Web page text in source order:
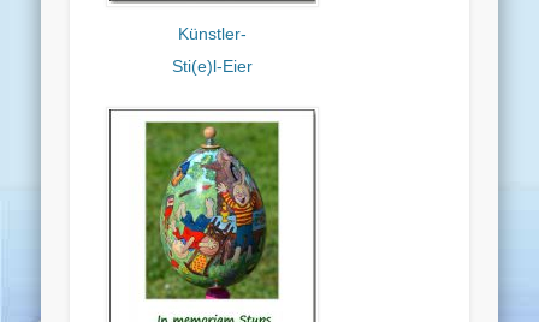
Künstler-
Sti(e)l-Eier